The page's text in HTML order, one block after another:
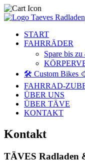
START
FAHRRÄDER
Spare bis
🛠️ Custom Bikes
FAHRRAD-
ÜBER UNS
ÜBER TÄVE
KONTAKT
Kontakt
TÄVES Radladen